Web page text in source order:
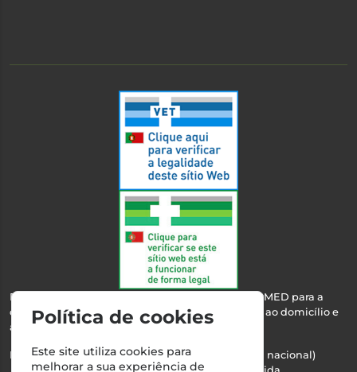
Esta farmácia encontra-se autorizada pelo INFARMED para a
dispensa de medicamentos e produtos de saúde ao domicílio e
através da internet.
Nº Infarmed: 21 798 7100 (chamada para rede fixa nacional)
Política de cookies
Este site utiliza cookies para
melhorar a sua experiência de